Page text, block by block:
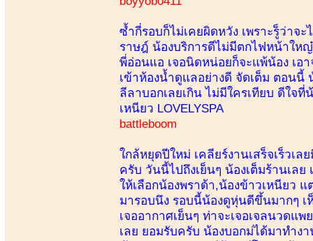
ซ้ำกี่รอบก็ไม่เคยผิดหวัง เพราะรู็ว่าจ
ราษฎ์ น้องบริการดีไม่มีตกไฟหน้าให
พี่อ่อนแอ เจอนิดหน่อยก็จะแพ้น้อง เอ
เข้าห้องน้ำดูแลอย่างดี จัดเต็ม ตอนนี้
ลีลาบอกเลยเกิน ไม่มีใครเทียบ ดีใจ
เหนียว LOVELYSPA
battleboom
ใกล้หยุดปีใหม่ เคลียร์งานเสร็จเร็วเ
ครับ วันนี้ไปถึงเย็นๆ น้องเต็มร้านเลย
ให้เลือกน้องพราด้า,น้องข้าวเหนียว
มารอบนึง รอบนี้น้องดูหุ่นดีขึ้นมากๆ
เจออากาศเย็นๆ ท่าจะเจอเจลนวดแ
เลย ยอมรับครับ น้องบอกม่ได้มาทำง